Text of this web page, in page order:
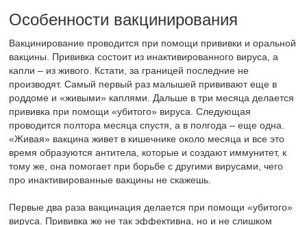
Особенности вакцинирования
Вакцинирование проводится при помощи прививки и оральной
вакцины. Прививка состоит из инактивированного вируса, а
капли – из живого. Кстати, за границей последние не
производят. Самый первый раз малышей прививают еще в
роддоме и «живыми» каплями. Дальше в три месяца делается
прививка при помощи «убитого» вируса. Следующая
проводится полтора месяца спустя, а в полгода – еще одна.
«Живая» вакцина живет в кишечнике около месяца и все это
время образуются антитела, которые и создают иммунитет, к
тому же, она помогает при борьбе с другими вирусами, чего
про инактивированные вакцины не скажешь.
Первые два раза вакцинация делается при помощи «убитого»
вируса. Прививка же не так эффективна, но и не слишком